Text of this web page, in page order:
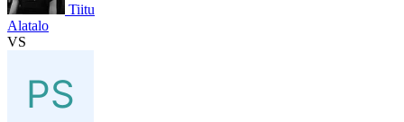
Tiitu
Alatalo
VS